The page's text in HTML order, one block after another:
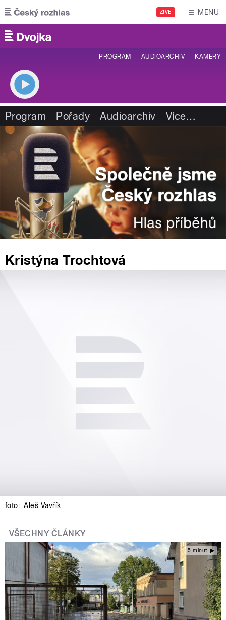
Přejít k hlavnímu obsahu
ŽIVĚ MENU
PROGRAM AUDIOARCHIV KAMERY
Program Pořady Audioarchiv Více…
Kristýna Trochtová
foto: Aleš Vavřík
VŠECHNY ČLÁNKY
5 minut